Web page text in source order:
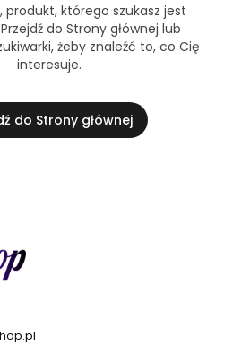
produkt, którego szukasz jest
do Strony głównej lub
żeby znaleźć to, co Cię
interesuje.
do Strony głównej